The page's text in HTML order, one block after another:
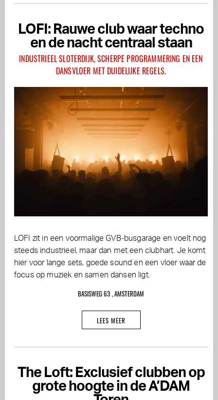
LOFI: Rauwe club waar techno
en de nacht centraal staan
INDUSTRIEEL SLOTERDIJK, SCHERPE PROGRAMMERING EN EEN
DANSVLOER MET DUIDELIJKE REGELS.
LOFI zit in een voormalige GVB-busgarage en voelt nog
steeds industrieel, maar dan met een clubhart. Je komt
hier voor lange sets, goede sound en een vloer waar de
focus op muziek en samen dansen ligt.
BASISWEG 63 , AMSTERDAM
LEES MEER
The Loft: Exclusief clubben op
grote hoogte in de A’DAM